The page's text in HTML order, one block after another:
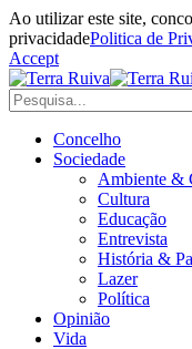
Ao utilizar este site,
privacidadePolitica de
Accept
Concelho
Sociedade
Ambiente &
Cultura
Educação
Entrevista
História &
Lazer
Política
Opinião
Vida